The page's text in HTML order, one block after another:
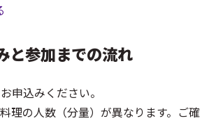
と参加までの流れ
申込みください。
理の人数（分量）が異なります。ご確